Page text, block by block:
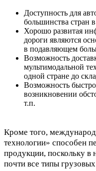
Доступность для
большинства стран
Хорошо развитая
дороги являются
в подавляющем
Возможность
мультимодальной
одной стране до
Возможность
возникновении
т.п.
Кроме того,
технологии» способен
продукции, поскольку
почти все типы